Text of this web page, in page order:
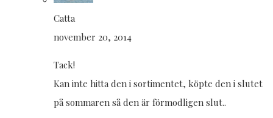
Catta
november 20, 2014
Tack!
Kan inte hitta den i sortimentet, köpte den i slutet
på sommaren så den är förmodligen slut..